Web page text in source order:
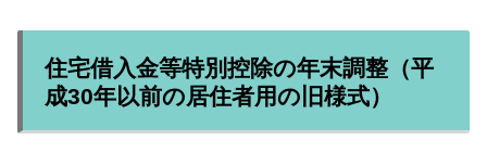
住宅借入金等特別控除の年末調整（平
成30年以前の居住者用の旧様式）